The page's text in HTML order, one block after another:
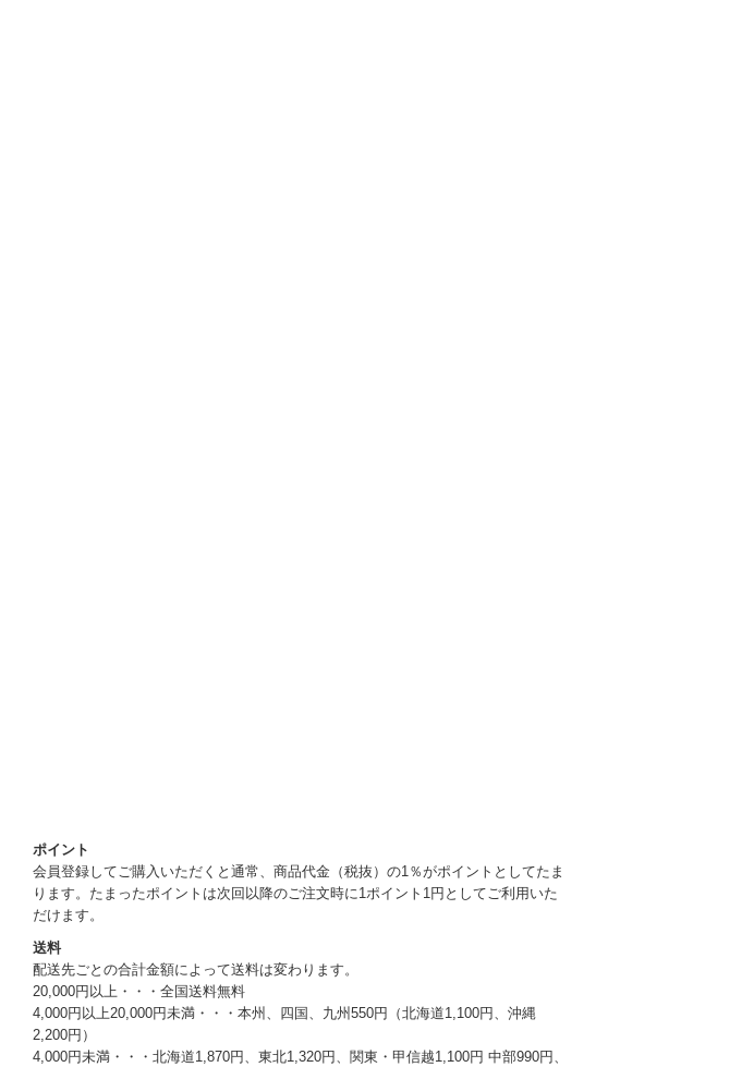
ポイント
会員登録してご購入いただくと通常、商品代金（税抜）の1％がポイントとしてたま
ります。たまったポイントは次回以降のご注文時に1ポイント1円としてご利用いた
だけます。
送料
配送先ごとの合計金額によって送料は変わります。
20,000円以上・・・全国送料無料
4,000円以上20,000円未満・・・本州、四国、九州550円（北海道1,100円、沖縄
2,200円）
4,000円未満・・・北海道1,870円、東北1,320円、関東・甲信越1,100円 中部990円、